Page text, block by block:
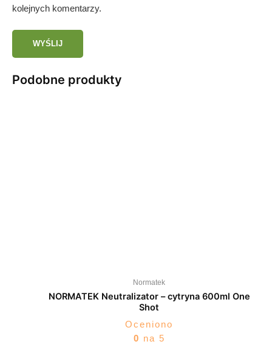
kolejnych komentarzy.
Podobne produkty
Normatek
NORMATEK Neutralizator – cytryna 600ml One
Shot
Oceniono
0 na 5